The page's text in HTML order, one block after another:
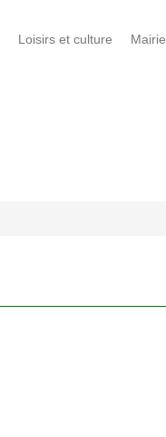
Loisirs et culture Mairie